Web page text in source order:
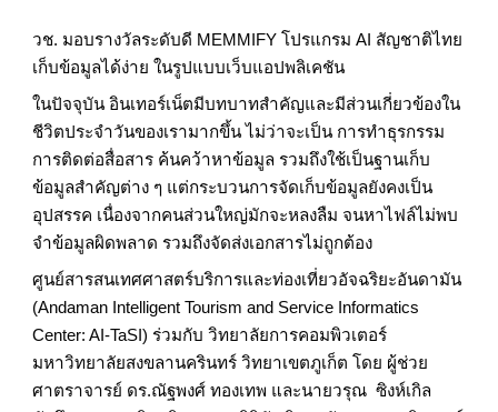
วช. มอบรางวัลระดับดี MEMMIFY โปรแกรม AI สัญชาติไทย
เก็บข้อมูลได้ง่าย ในรูปแบบเว็บแอปพลิเคชัน
ในปัจจุบัน อินเทอร์เน็ตมีบทบาทสำคัญและมีส่วนเกี่ยวข้องใน
ชีวิตประจำวันของเรามากขึ้น ไม่ว่าจะเป็น การทำธุรกรรม
การติดต่อสื่อสาร ค้นคว้าหาข้อมูล รวมถึงใช้เป็นฐานเก็บ
ข้อมูลสำคัญต่าง ๆ แต่กระบวนการจัดเก็บข้อมูลยังคงเป็น
อุปสรรค เนื่องจากคนส่วนใหญ่มักจะหลงลืม จนหาไฟล์ไม่พบ
จำข้อมูลผิดพลาด รวมถึงจัดส่งเอกสารไม่ถูกต้อง
ศูนย์สารสนเทศศาสตร์บริการและท่องเที่ยวอัจฉริยะอันดามัน
(Andaman Intelligent Tourism and Service Informatics
Center: AI-TaSI) ร่วมกับ วิทยาลัยการคอมพิวเตอร์
มหาวิทยาลัยสงขลานครินทร์ วิทยาเขตภูเก็ต โดย ผู้ช่วย
ศาตราจารย์ ดร.ณัฐพงศ์ ทองเทพ และนายวรุณ ซิงห์เกิล